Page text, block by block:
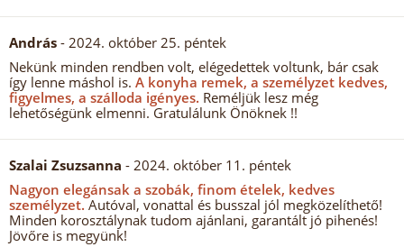
András - 2024. október 25. péntek
Nekünk minden rendben volt, elégedettek voltunk, bár csak
így lenne máshol is. A konyha remek, a személyzet kedves,
figyelmes, a szálloda igényes. Reméljük lesz még
lehetőségünk elmenni. Gratulálunk Önöknek !!
Szalai Zsuzsanna - 2024. október 11. péntek
Nagyon elegánsak a szobák, finom ételek, kedves
személyzet. Autóval, vonattal és busszal jól megközelíthető!
Minden korosztálynak tudom ajánlani, garantált jó pihenés!
Jövőre is megyünk!